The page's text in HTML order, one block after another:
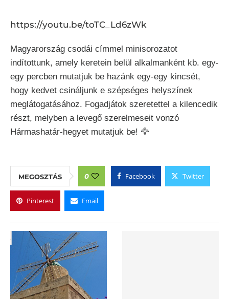
https://youtu.be/toTC_Ld6zWk
Magyarország csodái címmel minisorozatot
indítottunk, amely keretein belül alkalmanként kb. egy-
egy percben mutatjuk be hazánk egy-egy kincsét,
hogy kedvet csináljunk e szépséges helyszínek
meglátogatásához. Fogadjátok szeretettel a kilencedik
részt, melyben a levegő szerelmeseit vonzó
Hármashatár-hegyet mutatjuk be! 🦅
MEGOSZTÁS 0 Facebook Twitter
Pinterest Email